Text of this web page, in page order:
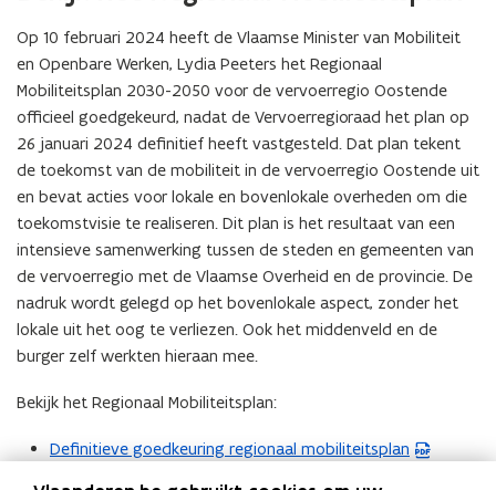
Op 10 februari 2024 heeft de Vlaamse Minister van Mobiliteit
en Openbare Werken, Lydia Peeters het Regionaal
Mobiliteitsplan 2030-2050 voor de vervoerregio Oostende
officieel goedgekeurd, nadat de Vervoerregioraad het plan op
26 januari 2024 definitief heeft vastgesteld. Dat plan tekent
de toekomst van de mobiliteit in de vervoerregio Oostende uit
en bevat acties voor lokale en bovenlokale overheden om die
toekomstvisie te realiseren. Dit plan is het resultaat van een
intensieve samenwerking tussen de steden en gemeenten van
de vervoerregio met de Vlaamse Overheid en de provincie. De
nadruk wordt gelegd op het bovenlokale aspect, zonder het
lokale uit het oog te verliezen. Ook het middenveld en de
burger zelf werkten hieraan mee.
Bekijk het Regionaal Mobiliteitsplan:
Definitieve goedkeuring regionaal mobiliteitsplan
(
Visienota
(